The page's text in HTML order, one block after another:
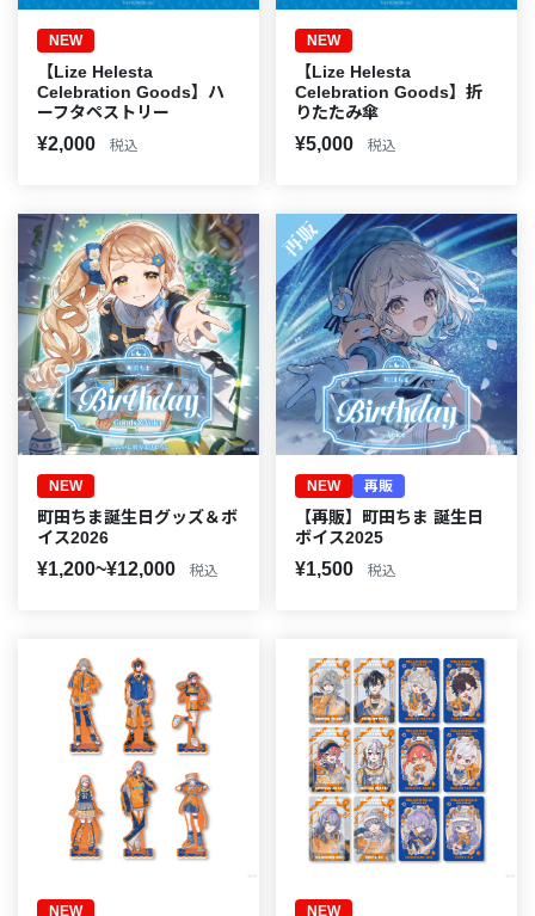
NEW
【Lize Helesta
Celebration Goods】ハ
ーフタペストリー
¥2,000 税込
NEW
【Lize Helesta
Celebration Goods】折
りたたみ傘
¥5,000 税込
NEW
町田ちま誕生日グッズ＆ボ
イス2026
¥1,200~¥12,000 税込
NEW 再販
【再販】町田ちま 誕生日
ボイス2025
¥1,500 税込
NEW NEW